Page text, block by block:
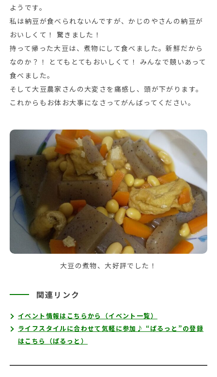
ようです。
私は納豆が食べられないんですが、かじのやさんの納豆が
おいしくて！ 驚きました！
持って帰った大豆は、煮物にして食べました。新鮮だから
なのか？！ とてもとてもおいしくて！ みんなで競いあって
食べました。
そして大豆農家さんの大変さを痛感し、頭が下がります。
これからもお体お大事になさってがんばってください。
大豆の煮物、大好評でした！
関連リンク
イベント情報はこちらから（イベント一覧）
ライフスタイルに合わせて気軽に参加♪ “ぱるっと”の登録
はこちら（ぱるっと）